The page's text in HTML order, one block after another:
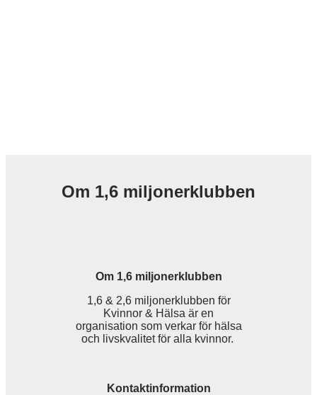
Om 1,6 miljonerklubben
Om 1,6 miljonerklubben
1,6 & 2,6 miljonerklubben för
Kvinnor & Hälsa är en
organisation som verkar för hälsa
och livskvalitet för alla kvinnor.
Kontaktinformation